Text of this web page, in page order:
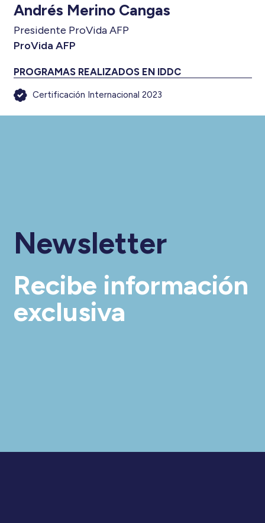
Andrés Merino Cangas
Presidente ProVida AFP
ProVida AFP
PROGRAMAS REALIZADOS EN IDDC
Certificación Internacional 2023
Newsletter
Recibe información
exclusiva